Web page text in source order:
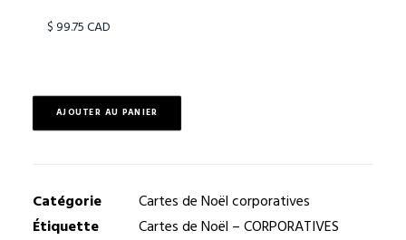
AJOUTER AU PANIER
Catégorie
Cartes de Noël corporatives
Étiquette
Cartes de Noël – CORPORATIVES